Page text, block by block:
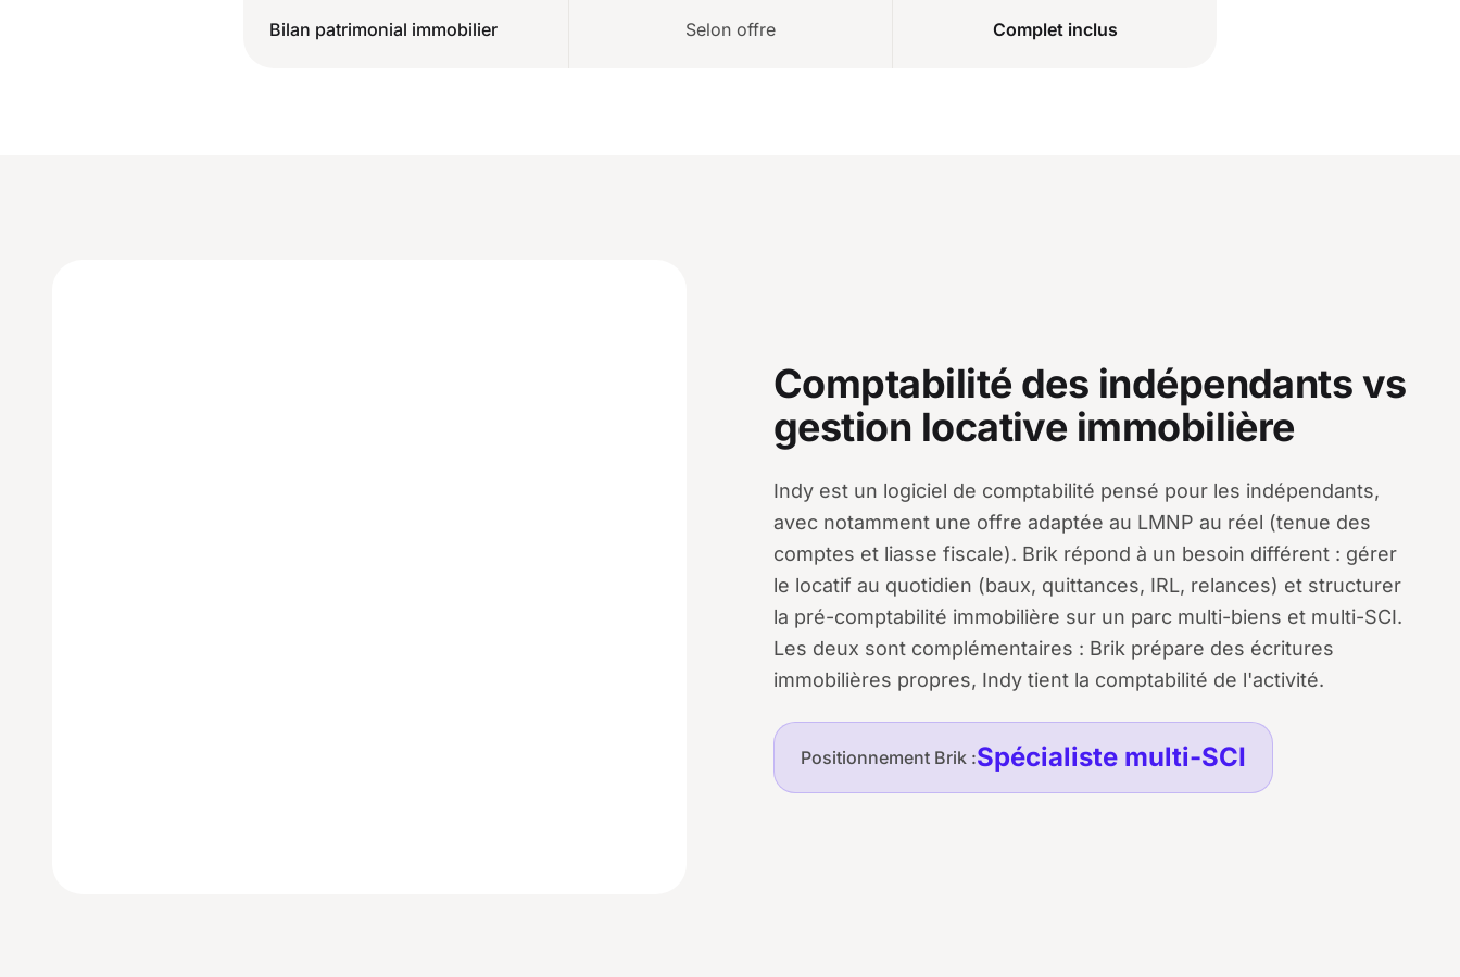
Bilan patrimonial immobilier Selon offre Complet inclus
Comptabilité des indépendants vs
gestion locative immobilière
Indy est un logiciel de comptabilité pensé pour les indépendants,
avec notamment une offre adaptée au LMNP au réel (tenue des
comptes et liasse fiscale). Brik répond à un besoin différent : gérer
le locatif au quotidien (baux, quittances, IRL, relances) et structurer
la pré-comptabilité immobilière sur un parc multi-biens et multi-SCI.
Les deux sont complémentaires : Brik prépare des écritures
immobilières propres, Indy tient la comptabilité de l'activité.
Positionnement Brik :Spécialiste multi-SCI